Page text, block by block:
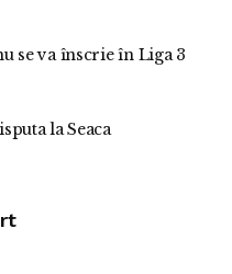
se va înscrie în Liga 3
la Seaca